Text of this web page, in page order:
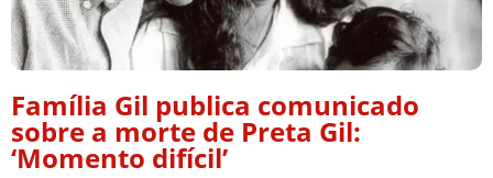
Família Gil publica comunicado
sobre a morte de Preta Gil:
‘Momento difícil’